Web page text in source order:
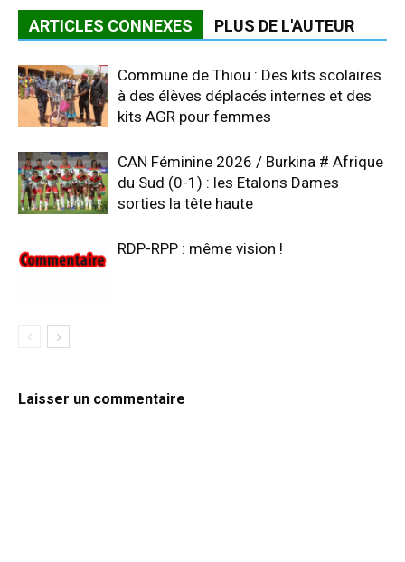
ARTICLES CONNEXES PLUS DE L'AUTEUR
Commune de Thiou : Des kits scolaires
à des élèves déplacés internes et des
kits AGR pour femmes
CAN Féminine 2026 / Burkina # Afrique
du Sud (0-1) : les Etalons Dames
sorties la tête haute
RDP-RPP : même vision !
Laisser un commentaire